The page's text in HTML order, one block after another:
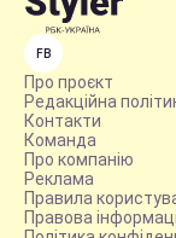
FB
Про проєкт
Редакційна
Контакти
Команда
Про компанію
Реклама
Правила
Правова